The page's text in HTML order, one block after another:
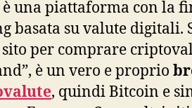
è una piattaforma con la
basata su valute digitali.
per comprare
è un vero e proprio
, quindi Bitcoin e